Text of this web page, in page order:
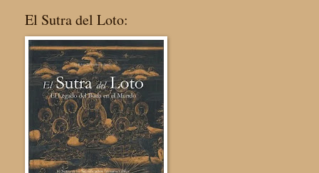
El Sutra del Loto: